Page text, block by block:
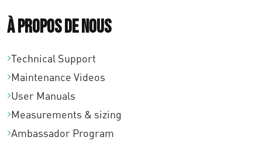
À propos de nous
Technical Support
Maintenance Videos
User Manuals
Measurements & sizing
Ambassador Program